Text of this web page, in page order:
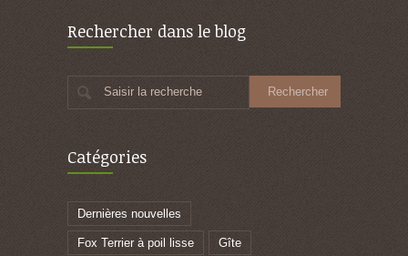
Rechercher dans le blog
Saisir la recherche
Catégories
Dernières nouvelles
Fox Terrier à poil lisse Gîte